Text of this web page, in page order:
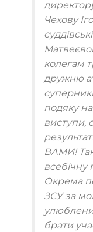
Чехову
колегам
дружню
подяку
виступи,
ВАМИ!
всебічну
Окрема
ЗСУ за
брати